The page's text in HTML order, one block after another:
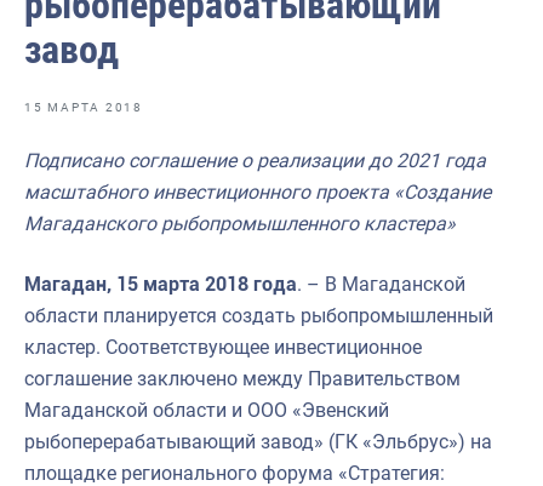
Отраслевые СМИ
Выставки и конференции
Научно-практическая литература
Рыбоохрана России
Отрасль в цифрах
Большая африканская экспедиция
Укрепление духовно-нравственных ценностей
События в России и мире
завод
15 МАРТА 2018
Подписано соглашение о реализации до 2021 года
масштабного инвестиционного проекта «Создание
Магаданского рыбопромышленного кластера»
Магадан, 15 марта 2018 года. – В Магаданской
области планируется создать рыбопромышленный
кластер. Соответствующее инвестиционное
соглашение заключено между Правительством
Магаданской области и ООО «Эвенский
рыбоперерабатывающий завод» (ГК «Эльбрус») на
площадке регионального форума «Стратегия: